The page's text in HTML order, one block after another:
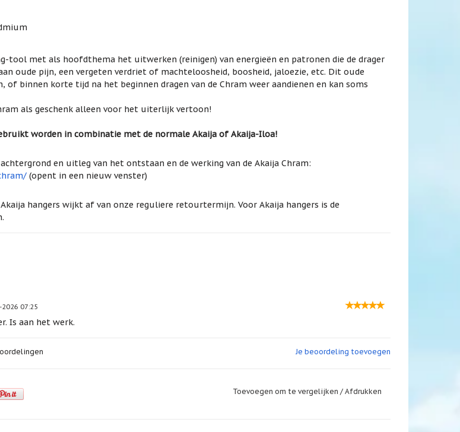
tool met als hoofdthema het uitwerken (reinigen) van energieën en patronen die de drager
oude pijn, een vergeten verdriet of machteloosheid, boosheid, jaloezie, etc. Dit oude
of binnen korte tijd na het beginnen dragen van de Chram weer aandienen en kan soms
als geschenk alleen voor het uiterlijk vertoon!
worden in combinatie met de normale Akaija of Akaija-Iloa!
en uitleg van het ontstaan en de werking van de Akaija Chram:
(opent in een nieuw venster)
hangers wijkt af van onze reguliere retourtermijn. Voor Akaija hangers is de
2026 07:25
Is aan het werk.
Je beoordeling toevoegen
Toevoegen om te vergelijken / Afdrukken